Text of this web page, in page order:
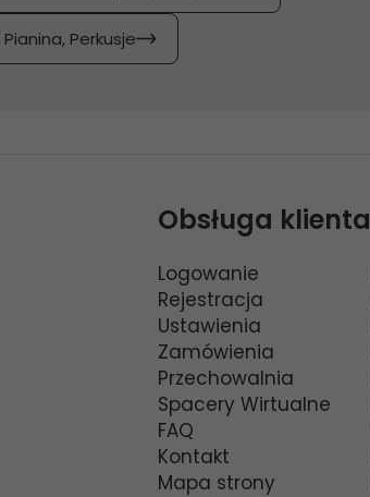
Pianina, Perkusje
Obsługa klienta
Logowanie
Rejestracja
Ustawienia
Zamówienia
Przechowalnia
Spacery Wirtualne
FAQ
Kontakt
Mapa strony